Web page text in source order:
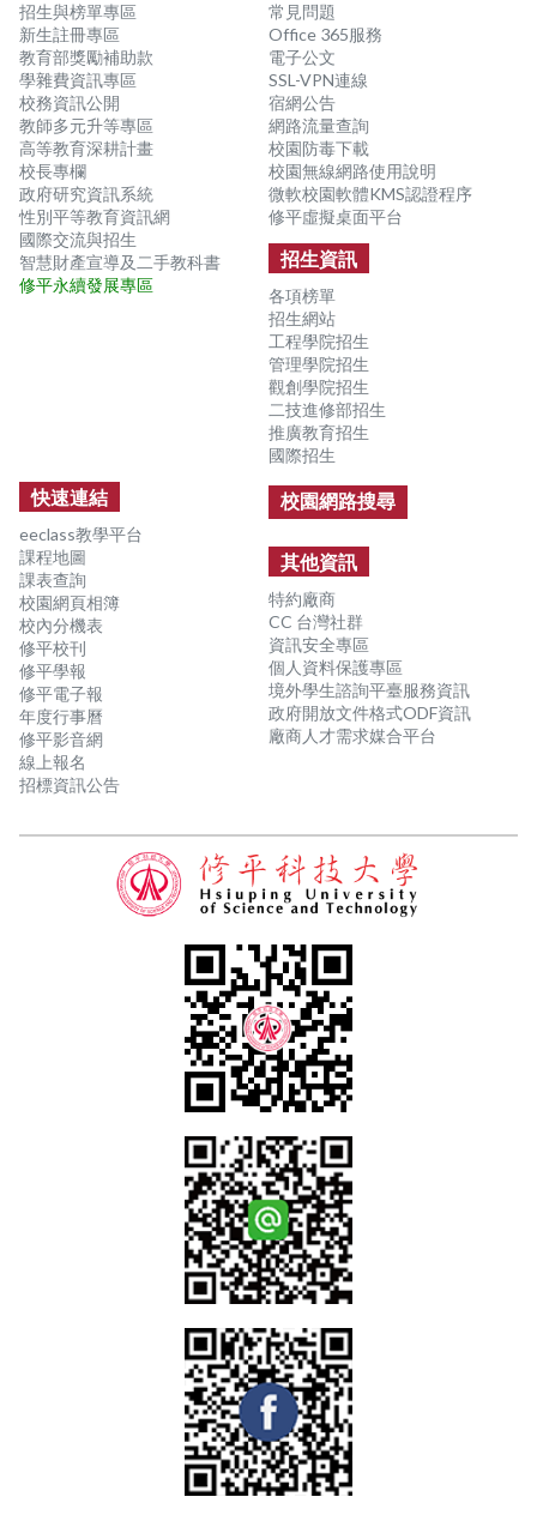
招生與榜單專區
新生註冊專區
教育部獎勵補助款
學雜費資訊專區
校務資訊公開
教師多元升等專區
高等教育深耕計畫
校長專欄
政府研究資訊系統
性別平等教育資訊網
國際交流與招生
智慧財產宣導及二手教科書
修平永續發展專區
常見問題
Office 365服務
電子公文
SSL-VPN連線
宿網公告
網路流量查詢
校園防毒下載
校園無線網路使用說明
微軟校園軟體KMS認證程序
修平虛擬桌面平台
招生資訊
各項榜單
招生網站
工程學院招生
管理學院招生
觀創學院招生
二技進修部招生
推廣教育招生
國際招生
快速連結
eeclass教學平台
課程地圖
課表查詢
校園網頁相簿
校內分機表
修平校刊
修平學報
修平電子報
年度行事曆
修平影音網
線上報名
招標資訊公告
校園網路搜尋
其他資訊
特約廠商
CC 台灣社群
資訊安全專區
個人資料保護專區
境外學生諮詢平臺服務資訊
政府開放文件格式ODF資訊
廠商人才需求媒合平台